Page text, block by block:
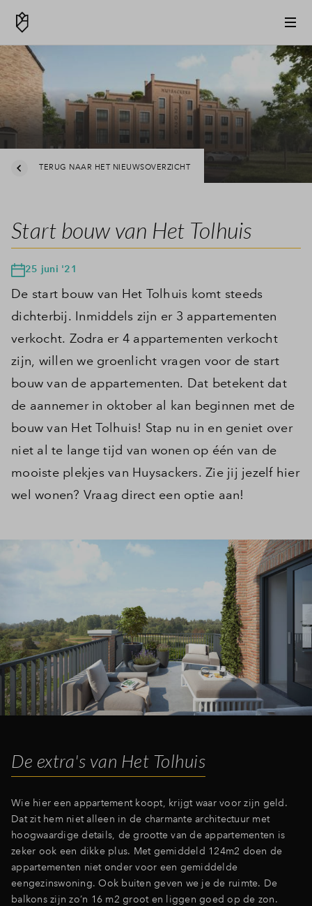
Inloggen
TERUG NAAR HET NIEUWSOVERZICHT
Start bouw van Het Tolhuis
25 juni '21
De start bouw van Het Tolhuis komt steeds
dichterbij. Inmiddels zijn er 3 appartementen
verkocht. Zodra er 4 appartementen verkocht
zijn, willen we groenlicht vragen voor de start
bouw van de appartementen. Dat betekent dat
de aannemer in oktober al kan beginnen met de
bouw van Het Tolhuis! Stap nu in en geniet over
niet al te lange tijd van wonen op één van de
mooiste plekjes van Huysackers. Zie jij jezelf hier
wel wonen? Vraag direct een optie aan!
De extra's van Het Tolhuis
Wie hier een appartement koopt, krijgt waar voor zijn geld.
Dat zit hem niet alleen in de charmante architectuur met
hoogwaardige details, de grootte van de appartementen is
zeker ook een dikke plus. Met gemiddeld 124m2 doen de
appartementen niet onder voor een gemiddelde
eengezinswoning. Ook buiten geven we je de ruimte. De
balkons zijn zo’n 16 m2 groot en liggen goed op de zon.